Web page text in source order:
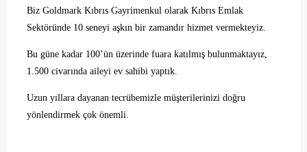
Biz Goldmark Kıbrıs Gayrimenkul olarak Kıbrıs Emlak
Sektöründe 10 seneyi aşkın bir zamandır hizmet vermekteyiz.
Bu güne kadar 100’ün üzerinde fuara katılmış bulunmaktayız,
1.500 civarında aileyi ev sahibi yaptık.
Uzun yıllara dayanan tecrübemizle müşterilerinizi doğru
yönlendirmek çok önemli.